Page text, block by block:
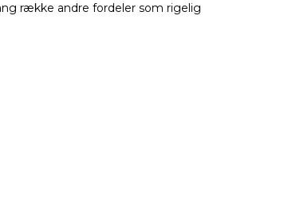
række andre fordeler som rigelig